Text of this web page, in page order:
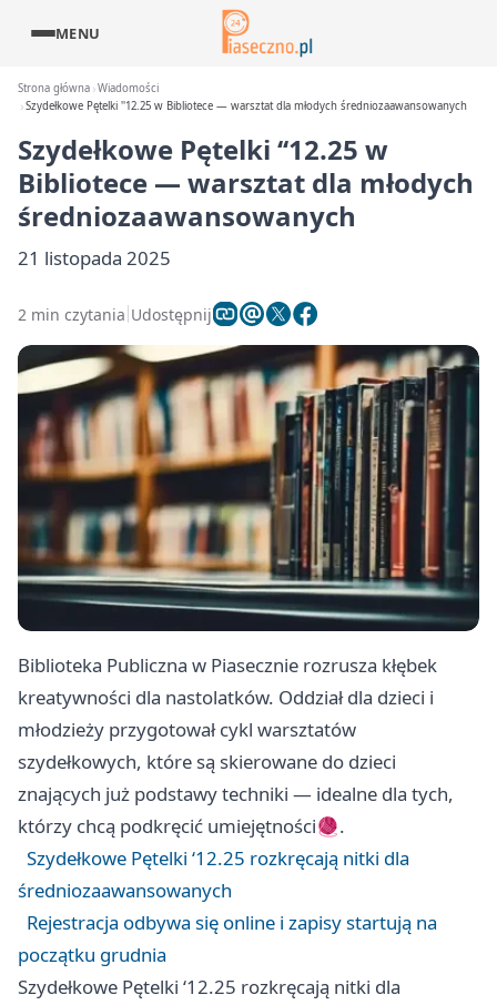
MENU
Strona główna Wiadomości
Szydełkowe Pętelki ''12.25 w Bibliotece — warsztat dla młodych średniozaawansowanych
Szydełkowe Pętelki ‘‘12.25 w
Bibliotece — warsztat dla młodych
średniozaawansowanych
21 listopada 2025
2 min czytania Udostępnij
Biblioteka Publiczna w Piasecznie rozrusza kłębek
kreatywności dla nastolatków. Oddział dla dzieci i
młodzieży przygotował cykl warsztatów
szydełkowych, które są skierowane do dzieci
znających już podstawy techniki — idealne dla tych,
którzy chcą podkręcić umiejętności🧶.
Szydełkowe Pętelki ‘12.25 rozkręcają nitki dla
średniozaawansowanych
Rejestracja odbywa się online i zapisy startują na
początku grudnia
Szydełkowe Pętelki ‘12.25 rozkręcają nitki dla